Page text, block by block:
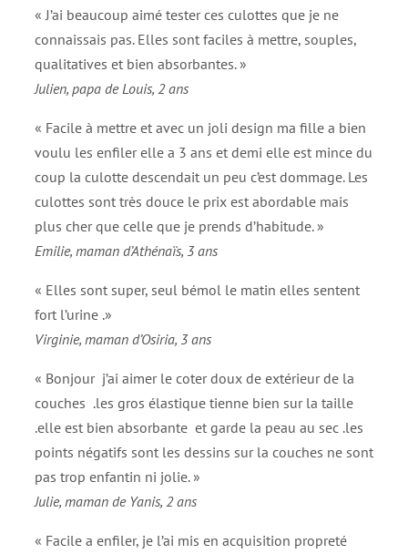
« J’ai beaucoup aimé tester ces culottes que je ne
connaissais pas. Elles sont faciles à mettre, souples,
qualitatives et bien absorbantes. »
Julien, papa de Louis, 2 ans
« Facile à mettre et avec un joli design ma fille a bien
voulu les enfiler elle a 3 ans et demi elle est mince du
coup la culotte descendait un peu c’est dommage. Les
culottes sont très douce le prix est abordable mais
plus cher que celle que je prends d’habitude. »
Emilie, maman d’Athénaïs, 3 ans
« Elles sont super, seul bémol le matin elles sentent
fort l’urine .»
Virginie, maman d’Osiria, 3 ans
« Bonjour j’ai aimer le coter doux de extérieur de la
couches .les gros élastique tienne bien sur la taille
.elle est bien absorbante et garde la peau au sec .les
points négatifs sont les dessins sur la couches ne sont
pas trop enfantin ni jolie. »
Julie, maman de Yanis, 2 ans
« Facile a enfiler, je l’ai mis en acquisition propreté